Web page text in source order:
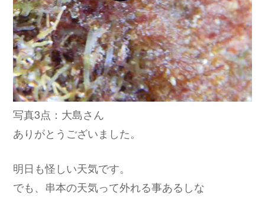
写真3点：大島さん
ありがとうございました。
明日も怪しい天気です。
でも、串本の天気って外れる事あるしな